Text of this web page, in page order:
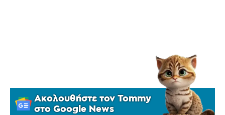
Ακολουθήστε τον Tommy
στο Google News